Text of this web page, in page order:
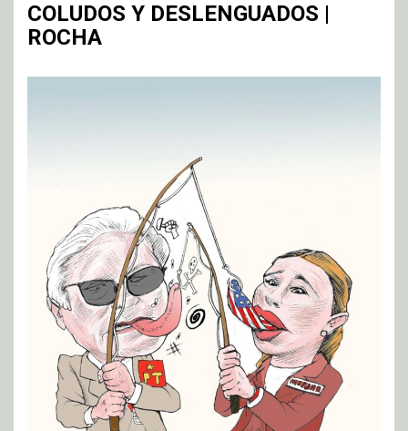
COLUDOS Y DESLENGUADOS |
ROCHA